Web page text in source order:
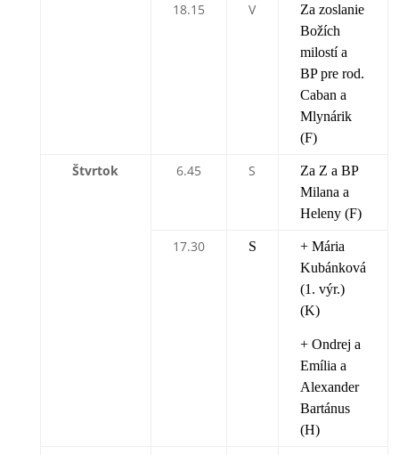
18.15 V
Za zoslanie
Božích
milostí a
BP pre rod.
Caban a
Mlynárik
(F)
Štvrtok 6.45 S
Za Z a BP
Milana a
Heleny (F)
17.30 S
+ Mária
Kubánková
(1. výr.)
(K)
+ Ondrej a
Emília a
Alexander
Bartánus
(H)